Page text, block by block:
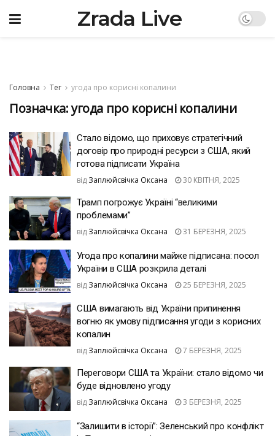
Zrada Live
Головна Тег угода про корисні копалини
Позначка:угода про корисні копалини
Стало відомо, що приховує стратегічний
договір про природні ресурси з США, який
готова підписати Україна
від Заплюйсвічка Оксана 30 КВІТНЯ, 2025
Трамп погрожує Україні “великими
проблемами”
від Заплюйсвічка Оксана 31 БЕРЕЗНЯ, 2025
Угода про копалини майже підписана: посол
України в США розкрила деталі
від Заплюйсвічка Оксана 25 БЕРЕЗНЯ, 2025
США вимагають від України припинення
вогню як умову підписання угоди з корисних
копалин
від Заплюйсвічка Оксана 7 БЕРЕЗНЯ, 2025
Переговори США та України: стало відомо чи
буде відновлено угоду
від Заплюйсвічка Оксана 3 БЕРЕЗНЯ, 2025
“Залишити в історії”: Зеленський про конфлікт